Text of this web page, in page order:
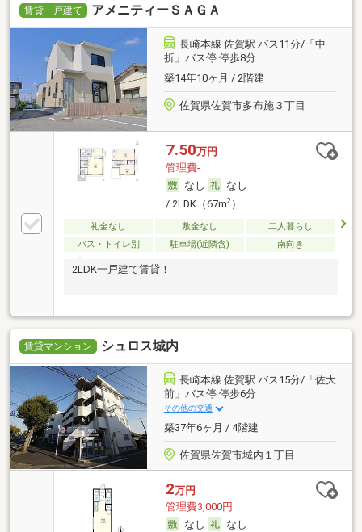
賃貸一戸建て アメニティーＳＡＧＡ
長崎本線 佐賀駅 バス11分/「中
折」バス停 停歩8分
築14年10ヶ月 / 2階建
佐賀県佐賀市多布施３丁目
7.50万円
管理費-
なし
なし
/ 2LDK（67m2）
礼金なし 敷金なし
二人暮らし
バス・トイレ別
駐車場(近隣含) 南向き
2LDK一戸建て賃貸！
賃貸マンション シュロス城内
長崎本線 佐賀駅 バス15分/「佐大
前」バス停 停歩6分
その他の交通
築37年6ヶ月 / 4階建
佐賀県佐賀市城内１丁目
2万円
管理費3,000円
なし
なし